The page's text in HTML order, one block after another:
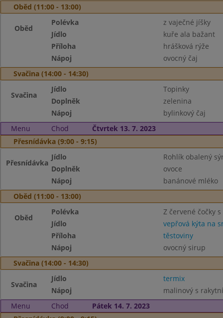
Oběd (11:00 - 13:00)
Oběd
Polévka
z vaječné jíšky
Jídlo
kuře ala bažant
Příloha
hrášková rýže
Nápoj
ovocný čaj
Svačina (14:00 - 14:30)
Svačina
Jídlo
Topinky
Doplněk
zelenina
Nápoj
bylinkový čaj
Menu
Chod
Čtvrtek 13. 7. 2023
Přesnídávka (9:00 - 9:15)
Přesnídávka
Jídlo
Rohlík obalený
Doplněk
ovoce
Nápoj
banánové mléko
Oběd (11:00 - 13:00)
Oběd
Polévka
Z červené čočky
Jídlo
vepřová kýta na
Příloha
těstoviny
Nápoj
ovocný sirup
Svačina (14:00 - 14:30)
Svačina
Jídlo
termix
Nápoj
malinový s
Menu
Chod
Pátek 14. 7. 2023